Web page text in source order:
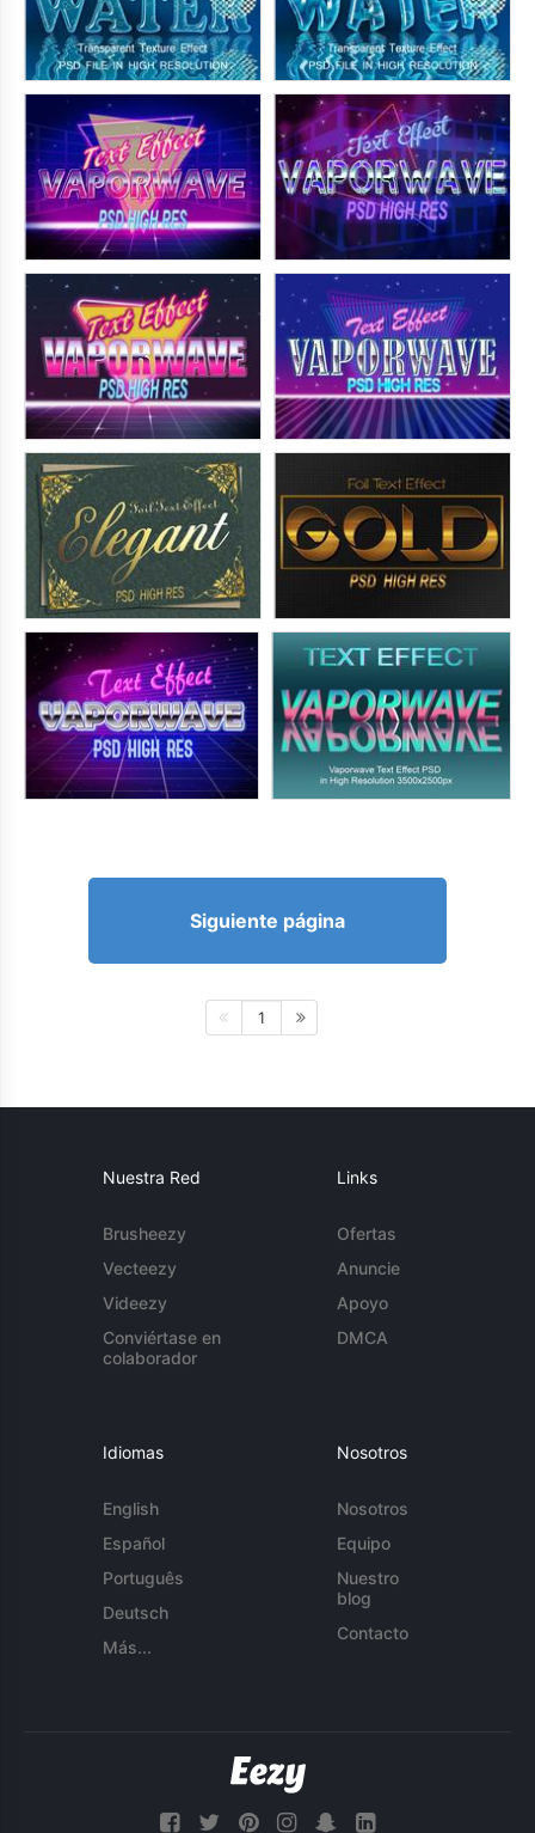
Siguiente página
1
Nuestra Red
Brusheezy
Vecteezy
Videezy
Conviértase en
colaborador
Links
Ofertas
Anuncie
Apoyo
DMCA
Idiomas
English
Español
Português
Deutsch
Más...
Nosotros
Nosotros
Equipo
Nuestro
blog
Contacto